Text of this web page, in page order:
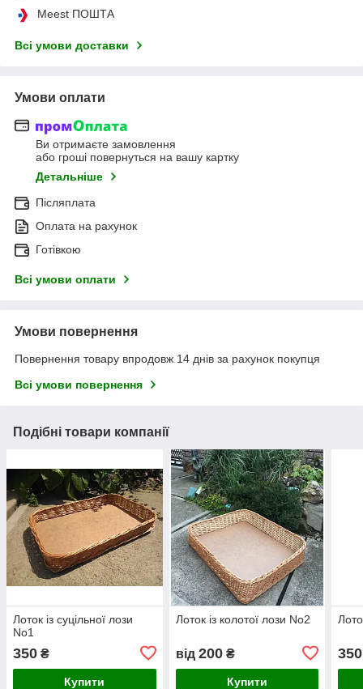
Meest ПОШТА
Всі умови доставки
Умови оплати
Ви отримаєте замовлення
або гроші повернуться на вашу картку
Детальніше
Післяплата
Оплата на рахунок
Готівкою
Всі умови оплати
Умови повернення
Повернення товару впродовж 14 днів за рахунок покупця
Всі умови повернення
Подібні товари компанії
Лоток із суцільної лози
No1
350 ₴
Купити
Лоток із колотої лози No2
від 200₴
Купити
350